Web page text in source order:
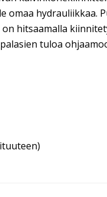
omaa hydrauliikkaa.
hitsaamalla
tuloa